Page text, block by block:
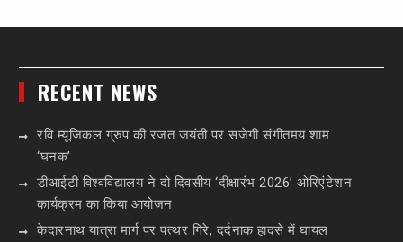
RECENT NEWS
रवि म्यूजिकल ग्रुप की रजत जयंती पर सजेगी संगीतमय शाम
‘घनक’
डीआईटी विश्वविद्यालय ने दो दिवसीय ‘दीक्षारंभ 2026’ ओरिएंटेशन
कार्यक्रम का किया आयोजन
केदारनाथ यात्रा मार्ग पर पत्थर गिरे, दर्दनाक हादसे में घायल